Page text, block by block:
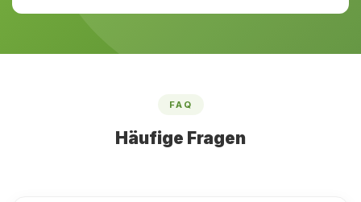
FAQ
Häufige Fragen